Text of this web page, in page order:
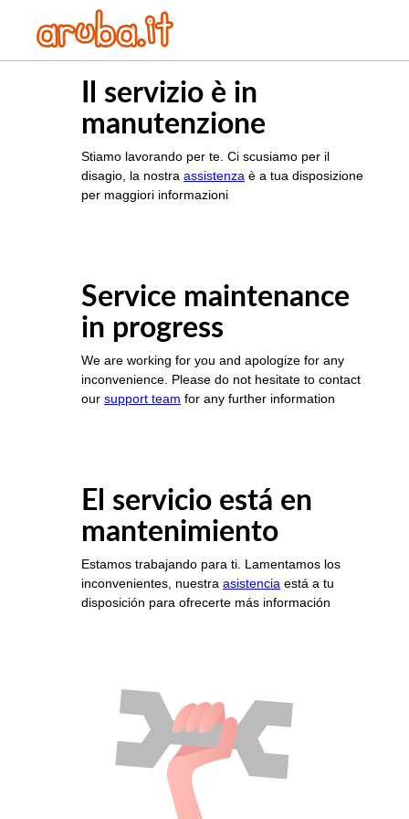
Il servizio è in
manutenzione
Stiamo lavorando per te. Ci scusiamo per il
disagio, la nostra assistenza è a tua disposizione
per maggiori informazioni
Service maintenance
in progress
We are working for you and apologize for any
inconvenience. Please do not hesitate to contact
our support team for any further information
El servicio está en
mantenimiento
Estamos trabajando para ti. Lamentamos los
inconvenientes, nuestra asistencia está a tu
disposición para ofrecerte más información